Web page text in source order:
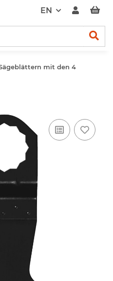
EN
mit den 4